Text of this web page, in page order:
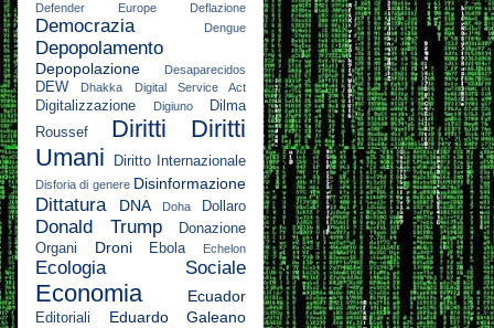
Defender Europe Deflazione
Democrazia Dengue
Depopolamento
Depopolazione Desaparecidos
DEW Dhakka Digital Service Act
Digitalizzazione Digiuno
Dilma
Roussef
Diritti
Diritti
Umani
Diritto Internazionale
Disforia di genere Disinformazione
Dittatura DNA Doha Dollaro
Donald Trump
Donazione
Organi
Droni Ebola Echelon
Ecologia Sociale
Economia Ecuador
Editoriali Eduardo Galeano